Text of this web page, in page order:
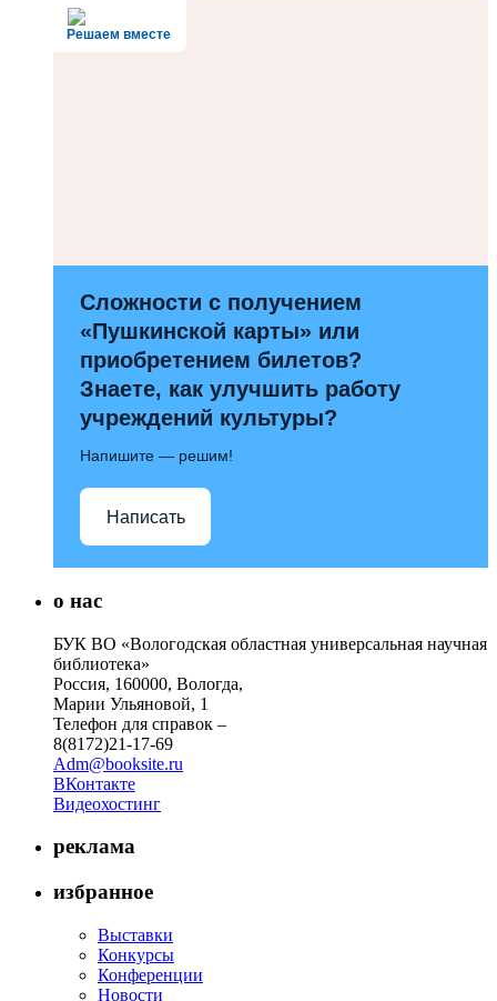
Решаем вместе
Сложности с получением
«Пушкинской карты» или
приобретением билетов?
Знаете, как улучшить работу
учреждений культуры?
Напишите — решим!
Написать
о нас
БУК ВО «Вологодская областная универсальная научная
библиотека»
Россия, 160000, Вологда,
Марии Ульяновой, 1
Телефон для справок –
8(8172)21-17-69
Adm@booksite.ru
ВКонтакте
Видеохостинг
реклама
избранное
Выставки
Конкурсы
Конференции
Новости